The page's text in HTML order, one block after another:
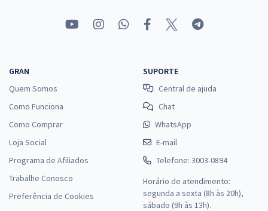
GRAN
Quem Somos
Como Funciona
Como Comprar
Loja Social
Programa de Afiliados
Trabalhe Conosco
Preferência de Cookies
SUPORTE
Central de ajuda
Chat
WhatsApp
E-mail
Telefone: 3003-0894
Horário de atendimento:
segunda a sexta (8h às 20h),
sábado (9h às 13h).